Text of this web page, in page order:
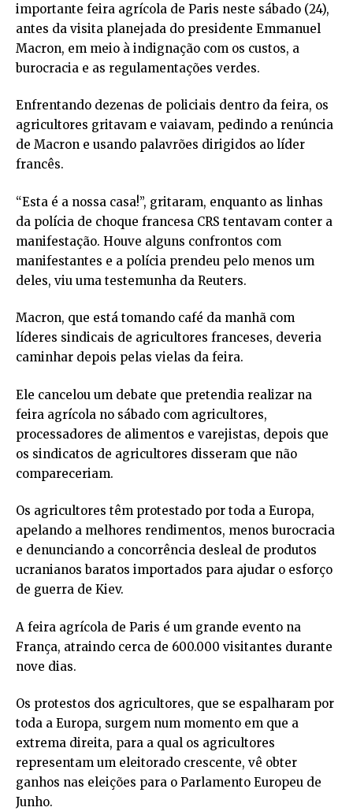
importante feira agrícola de Paris neste sábado (24),
antes da visita planejada do presidente Emmanuel
Macron, em meio à indignação com os custos, a
burocracia e as regulamentações verdes.
Enfrentando dezenas de policiais dentro da feira, os
agricultores gritavam e vaiavam, pedindo a renúncia
de Macron e usando palavrões dirigidos ao líder
francês.
“Esta é a nossa casa!”, gritaram, enquanto as linhas
da polícia de choque francesa CRS tentavam conter a
manifestação. Houve alguns confrontos com
manifestantes e a polícia prendeu pelo menos um
deles, viu uma testemunha da Reuters.
Macron, que está tomando café da manhã com
líderes sindicais de agricultores franceses, deveria
caminhar depois pelas vielas da feira.
Ele cancelou um debate que pretendia realizar na
feira agrícola no sábado com agricultores,
processadores de alimentos e varejistas, depois que
os sindicatos de agricultores disseram que não
compareceriam.
Os agricultores têm protestado por toda a Europa,
apelando a melhores rendimentos, menos burocracia
e denunciando a concorrência desleal de produtos
ucranianos baratos importados para ajudar o esforço
de guerra de Kiev.
A feira agrícola de Paris é um grande evento na
França, atraindo cerca de 600.000 visitantes durante
nove dias.
Os protestos dos agricultores, que se espalharam por
toda a Europa, surgem num momento em que a
extrema direita, para a qual os agricultores
representam um eleitorado crescente, vê obter
ganhos nas eleições para o Parlamento Europeu de
Junho.